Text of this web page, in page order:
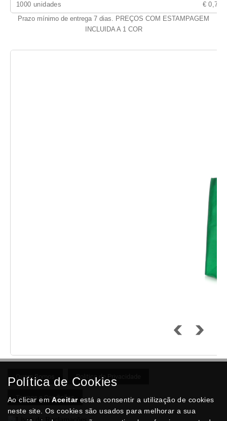
1000 unidades
€ 0,74
Prazo mínimo de entrega 7 dias. PREÇOS COM ESTAMPAGEM
INCLUIDA A 1 COR
Quem Somos Politica de Privacidade
Termos e Condições
Política de Cookies
Ao clicar emAceitarestá a consentir a utilização de cookies
neste site. Os cookies são usados para melhorar a sua